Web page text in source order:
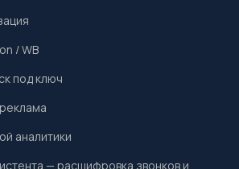
/ WB
под ключ
аналитики
— расшифровка звонков и